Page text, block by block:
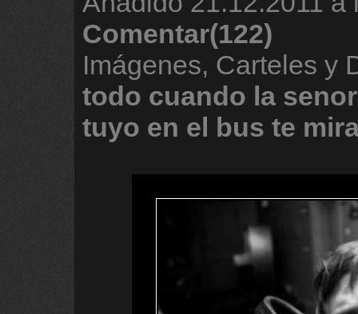
Comentar(122)
Imágenes, Carteles y
todo cuando la
tuyo en el bus te